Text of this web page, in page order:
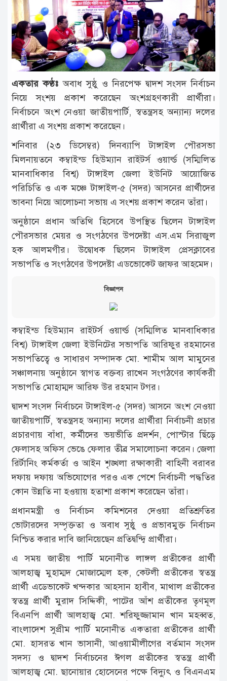
টাঙ্গাইল
আন্তর্জাতিক
রাজনীতি
অপরাধ
দুর্ঘটনা
বিনোদন
খেলাধুলা
চাকরি
লাইফ
স্টাইল
অন্যান্য
একতার কণ্ঠঃ অবাধ সুষ্ঠু ও নিরপেক্ষ দ্বাদশ সংসদ নির্বাচন
নিয়ে সংশয় প্রকাশ করেছেন অংশগ্রহণকারী প্রার্থীরা।
নির্বাচনে অংশ নেওয়া জাতীয়পার্টি, স্বতন্ত্রসহ অন্যান্য দলের
প্রার্থীরা এ সংশয় প্রকাশ করেছেন।
শনিবার (২৩ ডিসেম্বর) দিনব্যাপি টাঙ্গাইল পৌরসভা
মিলনায়তনে কম্বাইন্ড হিউম্যান রাইটর্স ওয়ার্ল্ড (সম্মিলিত
মানবাধিকার বিশ্ব) টাঙ্গাইল জেলা ইউনিট আয়োজিত
পরিচিতি ও এক মঞ্চে টাঙ্গাইল-৫ (সদর) আসনের প্রার্থীদের
ভাবনা নিয়ে আলোচনা সভায় এ সংশয় প্রকাশ করেন তাঁরা।
অনুষ্ঠানে প্রধান অতিথি হিসেবে উপস্থিত ছিলেন টাঙ্গাইল
পৌরসভার মেয়র ও সংগঠণের উপদেষ্টা এস.এম সিরাজুল
হক আলমগীর। উদ্বোধক ছিলেন টাঙ্গাইল প্রেসক্লাবের
সভাপতি ও সংগঠণের উপদেষ্টা এডভোকেট জাফর আহমেদ।
বিজ্ঞাপন
কম্বাইন্ড হিউম্যান রাইটর্স ওয়ার্ল্ড (সম্মিলিত মানবাধিকার
বিশ্ব) টাঙ্গাইল জেলা ইউনিটের সভাপতি আরিফুর রহমানের
সভাপতিত্বে ও সাধারণ সম্পাদক মো. শামীম আল মামুনের
সঞ্চালনায় অনুষ্ঠানে স্বাগত বক্তব্য রাখেন সংগঠণের কার্যকরী
সভাপতি মোহাম্মদ আরিফ উর রহমান টগর।
দ্বাদশ সংসদ নির্বাচনে টাঙ্গাইল-৫ (সদর) আসনে অংশ নেওয়া
জাতীয়পার্টি, স্বতন্ত্রসহ অন্যান্য দলের প্রার্থীরা নির্বাচনী প্রচার
প্রচারণায় বাঁধা, কর্মীদের ভয়ভীতি প্রদর্শন, পোস্টার ছিঁড়ে
ফেলাসহ অফিস ভেঙে ফেলার তীব্র সমালোচনা করেন। জেলা
রির্টানিং কর্মকর্তা ও আইন শৃঙ্খলা রক্ষাকারী বাহিনী বরাবর
দফায় দফায় অভিযোগের পরও এক পেশে নির্বাচনী পদ্ধতির
কোন উন্নতি না হওয়ায় হতাশা প্রকাশ করেছেন তাঁরা।
প্রধানমন্ত্রী ও নির্বাচন কমিশনের দেওয়া প্রতিশ্রুতির
ভোটারদের সম্পৃক্ততা ও অবাধ সুষ্ঠু ও প্রভাবমুক্ত নির্বাচন
নিশ্চিত করার দাবি জানিয়েছেন প্রতিদ্বন্দ্বি প্রার্থীরা।
এ সময় জাতীয় পার্টি মনোনীত লাঙ্গল প্রতীকের প্রার্থী
আলহাজ্ব মুহাম্মদ মোজাম্মেল হক, কেটলী প্রতীকের স্বতন্ত্র
প্রার্থী এড্ভোকেট খন্দকার আহসান হাবীব, মাথাল প্রতীকের
স্বতন্ত্র প্রার্থী মুরাদ সিদ্দিকী, পাটের আঁশ প্রতীকের তৃণমূল
বিএনপি প্রার্থী আলহাজ্ব মো. শরিফুজ্জামান খান মহব্বত,
বাংলাদেশ সুপ্রীম পার্টি মনোনীত একতারা প্রতীকের প্রার্থী
মো. হাসরত খান ভাসানী, আওয়ামীলীগের বর্তমান সংসদ
সদস্য ও দ্বাদশ নির্বাচনের ঈগল প্রতীকের স্বতন্ত্র প্রার্থী
আলহাজ্ব মো. ছানোয়ার হোসেনের পক্ষে বিদ্যুৎ ও বিএনএম